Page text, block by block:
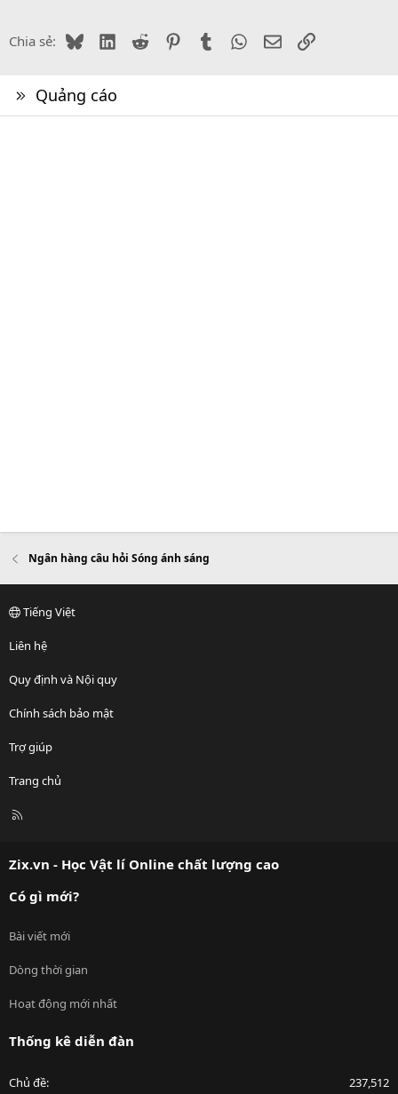
Chia sẻ: BlueskyLinkedIn
Reddit PinterestTumblr WhatsApp
EmailLink
Quảng cáo
Ngân hàng câu hỏi Sóng ánh sáng
Tiếng Việt
Liên hệ
Quy định và Nội quy
Chính sách bảo mật
Trợ giúp
Trang chủ
R
Zix.vn - Học Vật lí Online chất lượng cao
Có gì mới?
Bài viết mới
Dòng thời gian
Hoạt động mới nhất
Thống kê diễn đàn
Chủ đề 237,512